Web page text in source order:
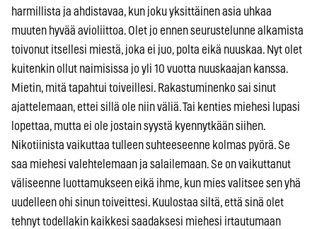
harmillista ja ahdistavaa, kun joku yksittäinen asia uhkaa
muuten hyvää avioliittoa. Olet jo ennen seurustelunne alkamista
toivonut itsellesi miestä, joka ei juo, polta eikä nuuskaa. Nyt olet
kuitenkin ollut naimisissa jo yli 10 vuotta nuuskaajan kanssa.
Mietin, mitä tapahtui toiveillesi. Rakastuminenko sai sinut
ajattelemaan, ettei sillä ole niin väliä. Tai kenties miehesi lupasi
lopettaa, mutta ei ole jostain syystä kyennytkään siihen.
Nikotiinista vaikuttaa tulleen suhteeseenne kolmas pyörä. Se
saa miehesi valehtelemaan ja salailemaan. Se on vaikuttanut
väliseenne luottamukseen eikä ihme, kun mies valitsee sen yhä
uudelleen ohi sinun toiveittesi. Kuulostaa siltä, että sinä olet
tehnyt todellakin kaikkesi saadaksesi miehesi irtautumaan